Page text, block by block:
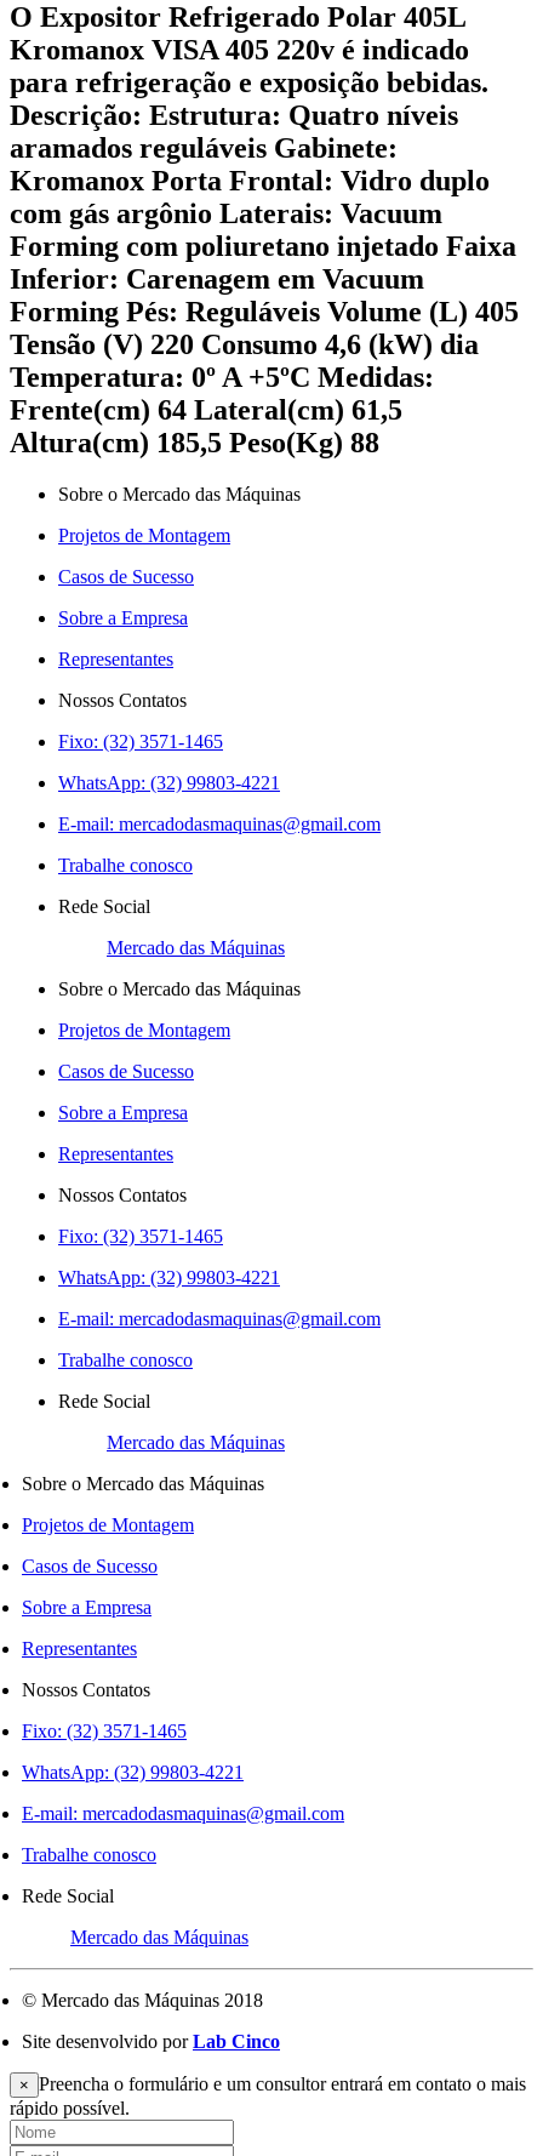
O Expositor Refrigerado Polar 405L
Kromanox VISA 405 220v é indicado
para refrigeração e exposição bebidas.
Descrição: Estrutura: Quatro níveis
aramados reguláveis Gabinete:
Kromanox Porta Frontal: Vidro duplo
com gás argônio Laterais: Vacuum
Forming com poliuretano injetado Faixa
Inferior: Carenagem em Vacuum
Forming Pés: Reguláveis Volume (L) 405
Tensão (V) 220 Consumo 4,6 (kW) dia
Temperatura: 0º A +5ºC Medidas:
Frente(cm) 64 Lateral(cm) 61,5
Altura(cm) 185,5 Peso(Kg) 88
Sobre o Mercado das Máquinas
Projetos de Montagem
Casos de Sucesso
Sobre a Empresa
Representantes
Nossos Contatos
Fixo: (32) 3571-1465
WhatsApp: (32) 99803-4221
E-mail: mercadodasmaquinas@gmail.com
Trabalhe conosco
Rede Social
Mercado das Máquinas
Sobre o Mercado das Máquinas
Projetos de Montagem
Casos de Sucesso
Sobre a Empresa
Representantes
Nossos Contatos
Fixo: (32) 3571-1465
WhatsApp: (32) 99803-4221
E-mail: mercadodasmaquinas@gmail.com
Trabalhe conosco
Rede Social
Mercado das Máquinas
Sobre o Mercado das Máquinas
Projetos de Montagem
Casos de Sucesso
Sobre a Empresa
Representantes
Nossos Contatos
Fixo: (32) 3571-1465
WhatsApp: (32) 99803-4221
E-mail: mercadodasmaquinas@gmail.com
Trabalhe conosco
Rede Social
Mercado das Máquinas
© Mercado das Máquinas 2018
Site desenvolvido por Lab Cinco
× Preencha o formulário e um consultor entrará em contato o mais
rápido possível.